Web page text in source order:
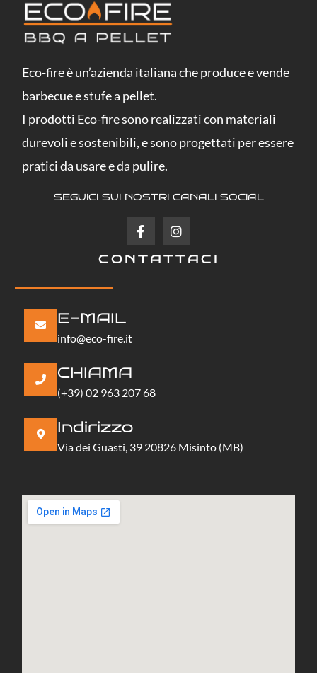
Eco-fire è un’azienda italiana che produce e vende
barbecue e stufe a pellet.
I prodotti Eco-fire sono realizzati con materiali
durevoli e sostenibili, e sono progettati per essere
pratici da usare e da pulire.
SEGUICI SUI NOSTRI CANALI SOCIAL
F
a
c
e
I
n
s
t
CONTATTACI
E-MAIL
info@eco-fire.it
CHIAMA
(+39) 02 963 207 68
Indirizzo
Via dei Guasti, 39 20826 Misinto (MB)